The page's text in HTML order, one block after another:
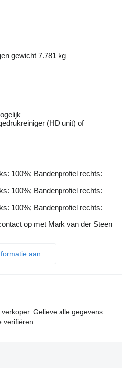
gewicht 7.781 kg
(HD unit) of
100%; Bandenprofiel rechts:
100%; Bandenprofiel rechts:
100%; Bandenprofiel rechts:
op met Mark van der Steen
aan
Gelieve alle gegevens
verifiëren.